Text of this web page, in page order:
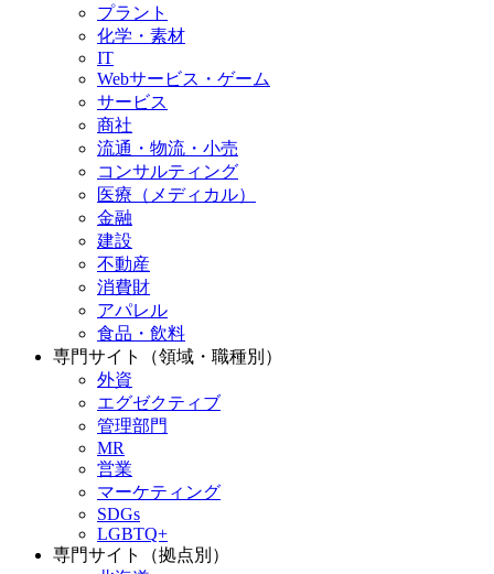
プラント
化学・素材
IT
Webサービス・ゲーム
サービス
商社
流通・物流・小売
コンサルティング
医療（メディカル）
金融
建設
不動産
消費財
アパレル
食品・飲料
専門サイト（領域・職種別）
外資
エグゼクティブ
管理部門
MR
営業
マーケティング
SDGs
LGBTQ+
専門サイト（拠点別）